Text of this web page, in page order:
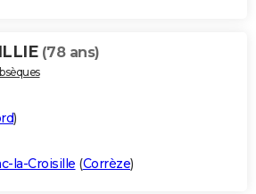
(78 ans)
)
la-Croisille (Corrèze)